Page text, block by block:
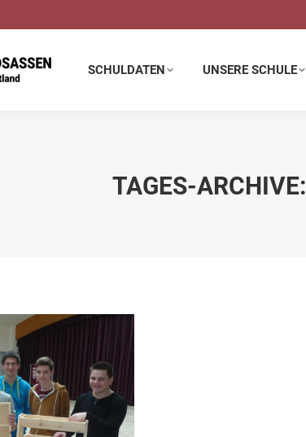
SCHULDATEN UNSERE SCHULE
TAGES-ARCHIVE: